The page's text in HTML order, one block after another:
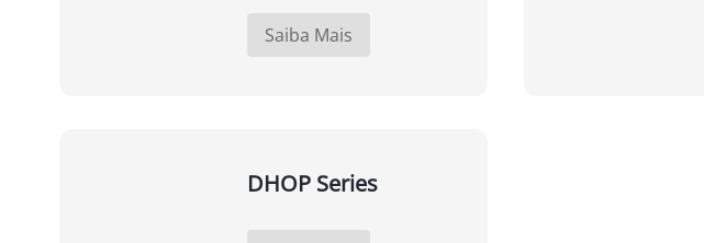
Saiba Mais
DHOP Series